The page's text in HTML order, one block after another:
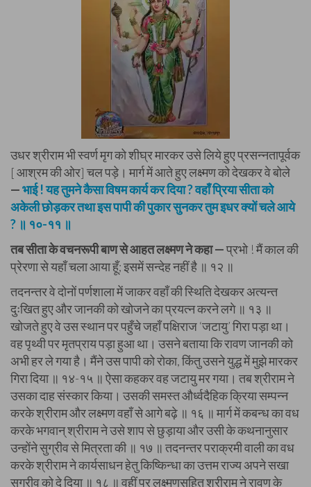
उधर श्रीराम भी स्वर्ण मृग को शीघ्र मारकर उसे लिये हुए प्रसन्नतापूर्वक
[ आश्रम की ओर] चल पड़े। मार्ग में आते हुए लक्ष्मण को देखकर वे बोले
—भाई ! यह तुमने कैसा विषम कार्य कर दिया ? वहाँ प्रिया सीता को
अकेली छोड़कर तथा इस पापी की पुकार सुनकर तुम इधर क्यों चले आये
? ॥ १०-११ ॥
तब सीता के वचनरूपी बाण से आहत लक्ष्मण ने कहा —प्रभो ! मैं काल की
प्रेरणा से यहाँ चला आया हूँ; इसमें सन्देह नहीं है ॥ १२ ॥
तदनन्तर वे दोनों पर्णशाला में जाकर वहाँ की स्थिति देखकर अत्यन्त
दुःखित हुए और जानकी को खोजने का प्रयत्न करने लगे ॥ १३ ॥
खोजते हुए वे उस स्थान पर पहुँचे जहाँ पक्षिराज ‘जटायु’ गिरा पड़ा था।
वह पृथ्वी पर मृतप्राय पड़ा हुआ था। उसने बताया कि रावण जानकी को
अभी हर ले गया है। मैंने उस पापी को रोका, किंतु उसने युद्ध में मुझे मारकर
गिरा दिया ॥ १४-१५ ॥ ऐसा कहकर वह जटायु मर गया। तब श्रीराम ने
उसका दाह संस्कार किया। उसकी समस्त और्ध्वदैहिक क्रिया सम्पन्न
करके श्रीराम और लक्ष्मण वहाँ से आगे बढ़े ॥ १६ ॥ मार्ग में कबन्ध का वध
करके भगवान् श्रीराम ने उसे शाप से छुड़ाया और उसी के कथनानुसार
उन्होंने सुग्रीव से मित्रता की ॥ १७ ॥ तदनन्तर पराक्रमी वाली का वध
करके श्रीराम ने कार्यसाधन हेतु किष्किन्धा का उत्तम राज्य अपने सखा
सुग्रीव को दे दिया ॥ १८ ॥ वहीं पर लक्ष्मणसहित श्रीराम ने रावण के